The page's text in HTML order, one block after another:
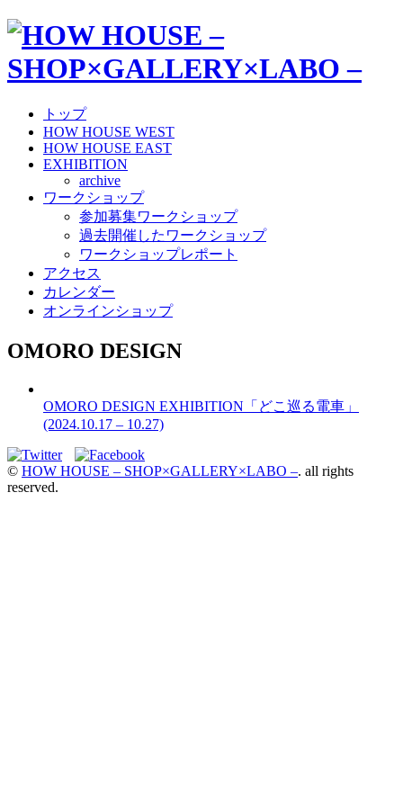
トップ
HOW HOUSE WEST
HOW HOUSE EAST
EXHIBITION
archive
ワークショップ
参加募集ワークショップ
過去開催したワークショップ
ワークショップレポート
アクセス
カレンダー
オンラインショップ
OMORO DESIGN
OMORO DESIGN EXHIBITION「どこ巡る電車」
(2024.10.17 – 10.27)
© HOW HOUSE – SHOP×GALLERY×LABO –. all rights
reserved.